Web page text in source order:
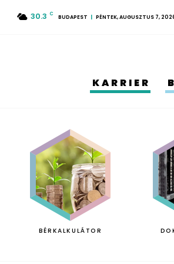
30.3 C BUDAPEST PÉNTEK, AUGUSZTUS 7,
KARRIER
BÉRKALKULÁTOR